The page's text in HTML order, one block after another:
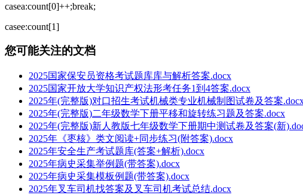
casea:count[0]++;break;
casee:count[1]
您可能关注的文档
2025国家保安员资格考试题库库与解析答案.docx
2025国家开放大学知识产权法形考任务1到4答案.docx
2025年(完整版)对口招生考试机械类专业机械制图试卷及答案
2025年(完整版)二年级数学下册平移和旋转练习题及答案.docx
2025年(完整版)新人教版七年级数学下册期中测试卷及答案(新
2025年《枣核》类文阅读+同步练习(附答案).docx
2025年安全生产考试题库(答案+解析).docx
2025年病史采集举例题(带答案).docx
2025年病史采集模板例题(带答案).docx
2025年叉车司机找答案及叉车司机考试总结.docx